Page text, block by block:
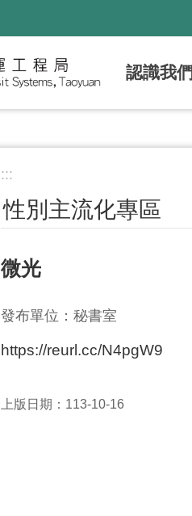
認識我們
:::
性別主流化專區
微光
發布單位：秘書室
https://reurl.cc/N4pgW9
上版日期：113-10-16